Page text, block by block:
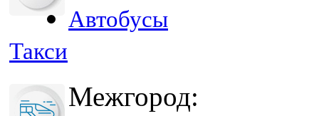
Автобусы
Такси
Межгород: